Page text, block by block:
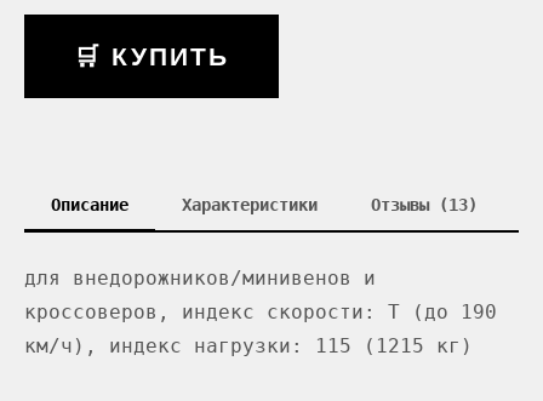
🛒 КУПИТЬ
Описание Характеристики Отзывы (13)
для внедорожников/минивенов и
кроссоверов, индекс скорости: T (до 190
км/ч), индекс нагрузки: 115 (1215 кг)